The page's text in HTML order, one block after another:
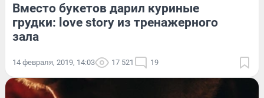
Вместо букетов дарил куриные
грудки: love story из тренажерного
зала
14 февраля, 2019, 14:03 17 521 19